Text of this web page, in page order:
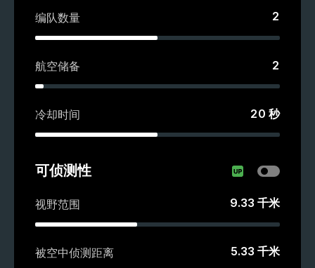
编队数量 2
航空储备 2
冷却时间 20 秒
可侦测性
视野范围 9.33 千米
被空中侦测距离 5.33 千米